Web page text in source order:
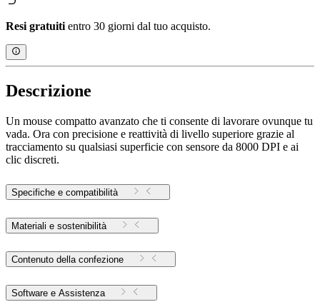
Resi gratuiti entro 30 giorni dal tuo acquisto.
Descrizione
Un mouse compatto avanzato che ti consente di lavorare ovunque tu
vada. Ora con precisione e reattività di livello superiore grazie al
tracciamento su qualsiasi superficie con sensore da 8000 DPI e ai
clic discreti.
Specifiche e compatibilità
Materiali e sostenibilità
Contenuto della confezione
Software e Assistenza